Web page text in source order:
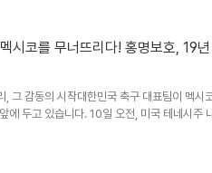
큰 위협이 될 것이라고 기대감을 표했습니
져야 할 것이라며 이번 선수들이 기록을 바꿔
시코를 무너뜨리다! 홍명보호, 19
그 감동의 시작대한민국 축구 대표팀이 멕시
에 두고 있습니다. 10일 오전, 미국 테네시주
환상적인 골로 멕시코를 압도하며 승리를 향